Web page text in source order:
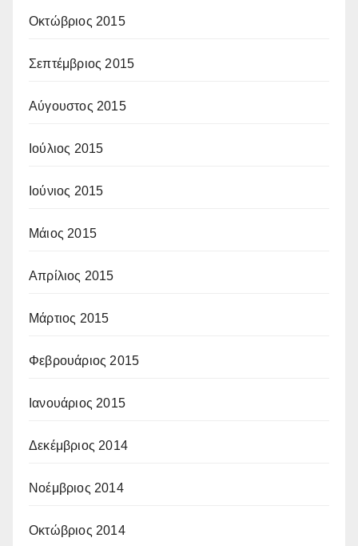
Οκτώβριος 2015
Σεπτέμβριος 2015
Αύγουστος 2015
Ιούλιος 2015
Ιούνιος 2015
Μάιος 2015
Απρίλιος 2015
Μάρτιος 2015
Φεβρουάριος 2015
Ιανουάριος 2015
Δεκέμβριος 2014
Νοέμβριος 2014
Οκτώβριος 2014